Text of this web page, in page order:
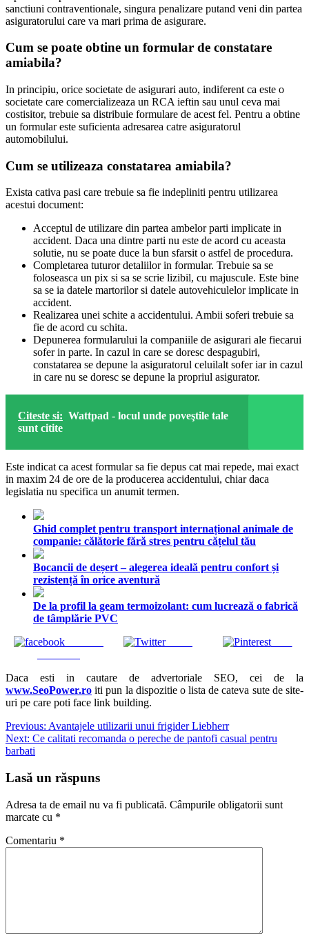
sanctiuni contraventionale, singura penalizare putand veni din partea
asiguratorului care va mari prima de asigurare.
Cum se poate obtine un formular de constatare
amiabila?
In principiu, orice societate de asigurari auto, indiferent ca este o
societate care comercializeaza un RCA ieftin sau unul ceva mai
costisitor, trebuie sa distribuie formulare de acest fel. Pentru a obtine
un formular este suficienta adresarea catre asiguratorul
automobilului.
Cum se utilizeaza constatarea amiabila?
Exista cativa pasi care trebuie sa fie indepliniti pentru utilizarea
acestui document:
Acceptul de utilizare din partea ambelor parti implicate in
accident. Daca una dintre parti nu este de acord cu aceasta
solutie, nu se poate duce la bun sfarsit o astfel de procedura.
Completarea tuturor detaliilor in formular. Trebuie sa se
foloseasca un pix si sa se scrie lizibil, cu majuscule. Este bine
sa se ia datele martorilor si datele autovehiculelor implicate in
accident.
Realizarea unei schite a accidentului. Ambii soferi trebuie sa
fie de acord cu schita.
Depunerea formularului la companiile de asigurari ale fiecarui
sofer in parte. In cazul in care se doresc despagubiri,
constatarea se depune la asiguratorul celuilalt sofer iar in cazul
in care nu se doresc se depune la propriul asigurator.
Citeste si: Wattpad - locul unde poveştile tale
sunt citite
Este indicat ca acest formular sa fie depus cat mai repede, mai exact
in maxim 24 de ore de la producerea accidentului, chiar daca
legislatia nu specifica un anumit termen.
Ghid complet pentru transport internațional animale de
companie: călătorie fără stres pentru cățelul tău
Bocancii de deșert – alegerea ideală pentru confort și
rezistență în orice aventură
De la profil la geam termoizolant: cum lucrează o fabrică
de tâmplărie PVC
Tweet Save
Daca esti in cautare de advertoriale SEO, cei de la
www.SeoPower.ro iti pun la dispozitie o lista de cateva sute de site-
uri pe care poti face link building.
Navigare
în
Previous: Avantajele utilizarii unui frigider Liebherr
Next: Ce calitati recomanda o pereche de pantofi casual pentru
barbati
Lasă un răspuns
Adresa ta de email nu va fi publicată. Câmpurile obligatorii sunt
marcate cu *
Comentariu *